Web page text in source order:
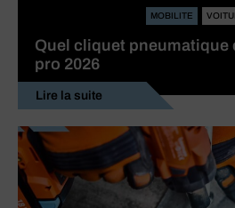
MOBILITE
Quel cliquet pneumatique
pro 2026
Lire la suite